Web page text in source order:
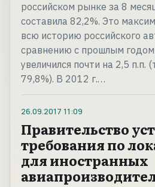
российском рынке за 8
составила 82,2%. Это
всю историю российского
сравнению с прошлым
увеличился почти на 2,5 п.п.
79,8%). В 2012 г.…
26.09.2017 11:09
Правительство
требования по
для иностранных